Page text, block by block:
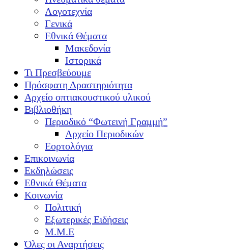
Λογοτεχνία
Γενικά
Εθνικά Θέματα
Μακεδονία
Ιστορικά
Τι Πρεσβεύουμε
Πρόσφατη Δραστηριότητα
Αρχείο οπτιακουστικού υλικού
Βιβλιοθήκη
Περιοδικό “Φωτεινή Γραμμή”
Αρχείο Περιοδικών
Εορτολόγια
Επικοινωνία
Εκδηλώσεις
Εθνικά Θέματα
Κοινωνία
Πολιτική
Εξωτερικές Ειδήσεις
Μ.Μ.Ε
Όλες οι Αναρτήσεις